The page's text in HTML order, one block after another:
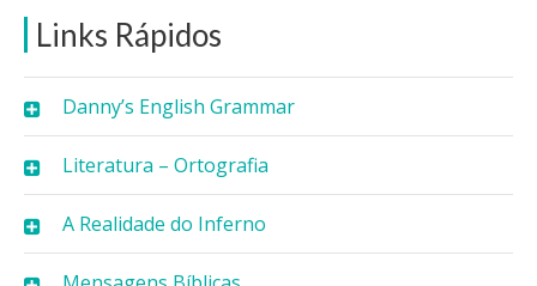
Links Rápidos
Danny’s English Grammar
Literatura – Ortografia
A Realidade do Inferno